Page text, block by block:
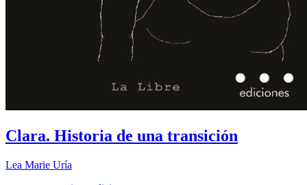
Clara. Historia de una transición
Lea Marie Uría